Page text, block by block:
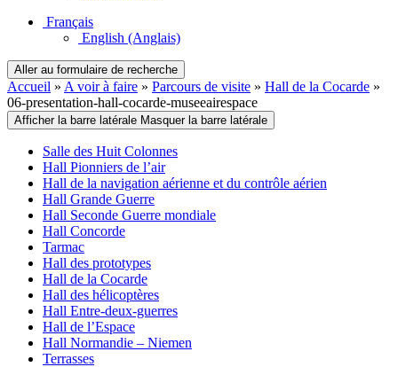
Français
English (Anglais)
Aller au formulaire de recherche
Accueil » A voir à faire » Parcours de visite » Hall de la Cocarde »
06-presentation-hall-cocarde-museeairespace
Afficher la barre latérale Masquer la barre latérale
Salle des Huit Colonnes
Hall Pionniers de l’air
Hall de la navigation aérienne et du contrôle aérien
Hall Grande Guerre
Hall Seconde Guerre mondiale
Hall Concorde
Tarmac
Hall des prototypes
Hall de la Cocarde
Hall des hélicoptères
Hall Entre-deux-guerres
Hall de l’Espace
Hall Normandie – Niemen
Terrasses